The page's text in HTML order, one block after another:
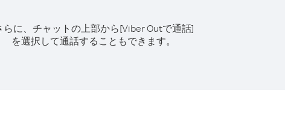
らに、チャットの上部から[Viber Outで通話]
を選択して通話することもできます。